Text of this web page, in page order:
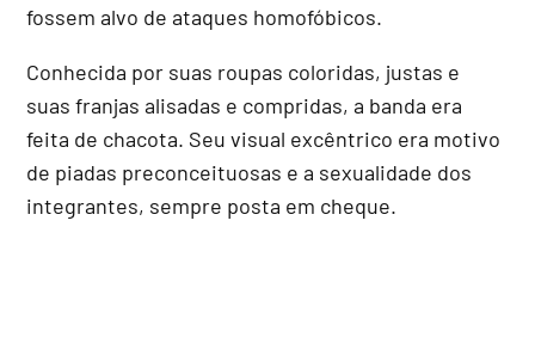
fossem alvo de ataques homofóbicos.
Conhecida por suas roupas coloridas, justas e
suas franjas alisadas e compridas, a banda era
feita de chacota. Seu visual excêntrico era motivo
de piadas preconceituosas e a sexualidade dos
integrantes, sempre posta em cheque.